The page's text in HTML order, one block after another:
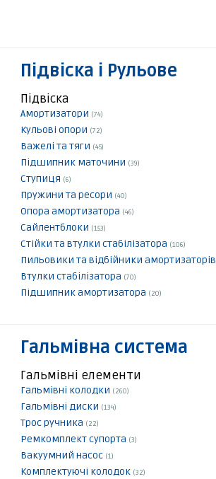
Підвіска і Рульове
Підвіска
Амортизатори (74)
Кульові опори (72)
Важелі та тяги (45)
Підшипник маточини (39)
Ступиця (6)
Пружини та ресори (40)
Опора амортизатора (46)
Сайлентблоки (153)
Стійки та втулки стабілізатора (106)
Пильовики та відбійники амортизаторів
Втулки стабілізатора (70)
Підшипник амортизатора (20)
Гальмівна система
Гальмівні елементи
Гальмівні колодки (260)
Гальмівні диски (134)
Трос ручника (22)
Ремкомплект супорта (3)
Вакуумний насос (1)
Комплектуючі колодок (32)